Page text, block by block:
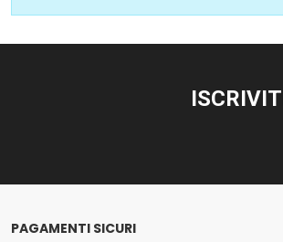
PAGAMENTI SICURI